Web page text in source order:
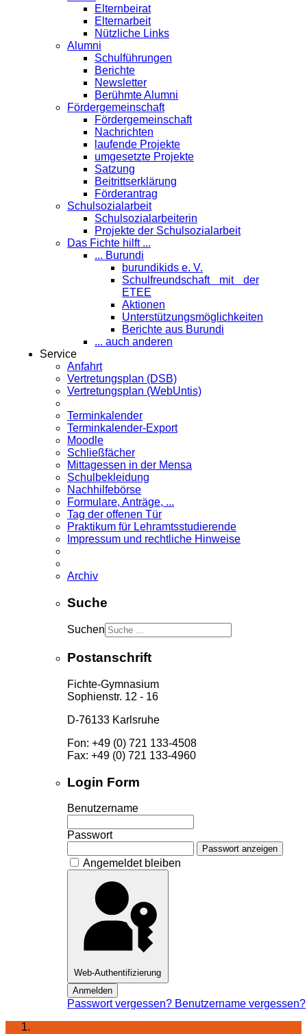
Elternbeirat
Elternarbeit
Nützliche Links
Alumni
Schulführungen
Berichte
Newsletter
Berühmte Alumni
Förder­gemeinschaft
Fördergemeinschaft
Nachrichten
laufende Projekte
umgesetzte Projekte
Satzung
Beitrittserklärung
Förderantrag
Schul­sozialarbeit
Schulsozialarbeiterin
Projekte der Schulsozialarbeit
Das Fichte hilft ...
... Burundi
burundikids e. V.
Schulfreundschaft mit der
ETEE
Aktionen
Unterstützungsmöglichkeiten
Berichte aus Burundi
... auch anderen
Service
Anfahrt
Vertretungsplan (DSB)
Vertretungsplan (WebUntis)
Terminkalender
Terminkalender-Export
Moodle
Schließfächer
Mittagessen in der Mensa
Schulbekleidung
Nachhilfebörse
Formulare, Anträge, ...
Tag der offenen Tür
Praktikum für Lehramts­studierende
Impressum und rechtliche Hinweise
Archiv
Suche
Suchen
Postanschrift
Fichte-Gymnasium
Sophienstr. 12 - 16
D-76133 Karlsruhe
Fon: +49 (0) 721 133-4508
Fax: +49 (0) 721 133-4960
Login Form
Benutzername
Passwort
Passwort anzeigen
Angemeldet bleiben
Web-Authentifizierung
Anmelden
Passwort vergessen? Benutzername vergessen?